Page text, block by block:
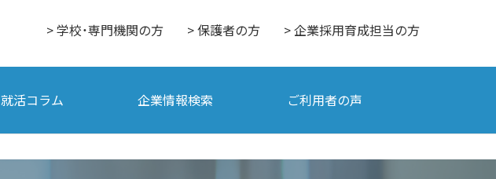
> 学校・専門機関の方 > 保護者の方 > 企業採用育成担当の方
就活コラム 企業情報検索 ご利用者の声